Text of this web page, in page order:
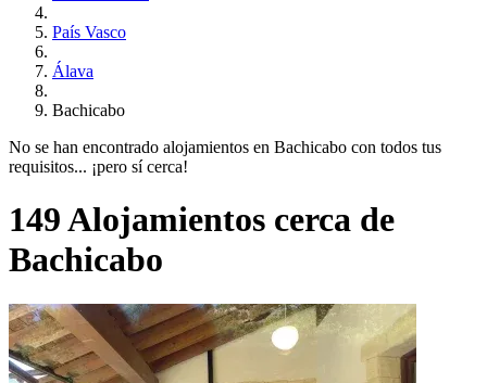
País Vasco
Álava
Bachicabo
No se han encontrado alojamientos en Bachicabo con todos tus
requisitos... ¡pero sí cerca!
149 Alojamientos cerca de
Bachicabo